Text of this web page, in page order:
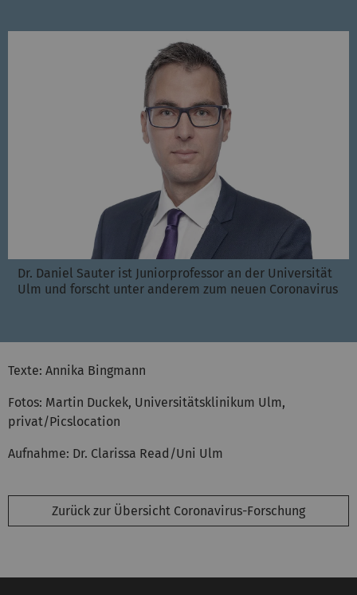
Dr. Daniel Sauter ist Juniorprofessor an der Universität
Ulm und forscht unter anderem zum neuen Coronavirus
Texte: Annika Bingmann
Fotos: Martin Duckek, Universitätsklinikum Ulm,
privat/Picslocation
Aufnahme: Dr. Clarissa Read/Uni Ulm
Zurück zur Übersicht Coronavirus-Forschung